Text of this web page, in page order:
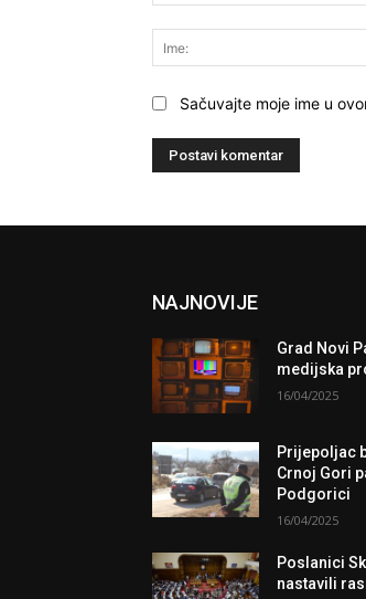
Sačuvajte moje ime u
NAJNOVIJE
Grad Novi
medijska
16/04/2025
Prijepoljac
Crnoj Gori
Podgorici
16/04/2025
Poslanici
nastavili